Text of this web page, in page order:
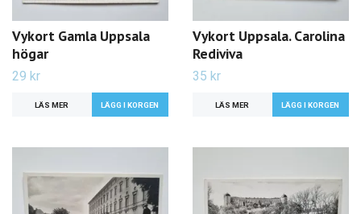
Vykort Gamla Uppsala
högar
29 kr
LÄS MER
Vykort Uppsala. Carolina
Rediviva
35 kr
LÄS MER